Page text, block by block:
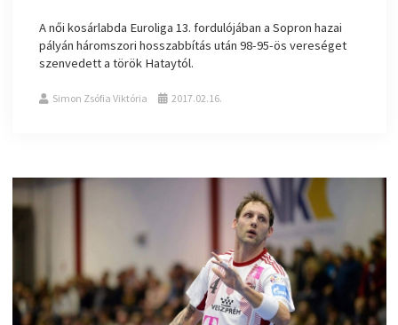
A női kosárlabda Euroliga 13. fordulójában a Sopron hazai
pályán háromszori hosszabbítás után 98-95-ös vereséget
szenvedett a török Hataytól.
Simon Zsófia Viktória 2017.02.16.